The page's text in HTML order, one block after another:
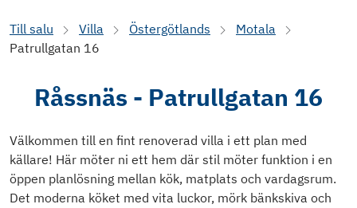
Till salu Villa Östergötlands
Motala
Patrullgatan 16
Råssnäs - Patrullgatan 16
Välkommen till en fint renoverad villa i ett plan med
källare! Här möter ni ett hem där stil möter funktion i en
öppen planlösning mellan kök, matplats och vardagsrum.
Det moderna köket med vita luckor, mörk bänkskiva och